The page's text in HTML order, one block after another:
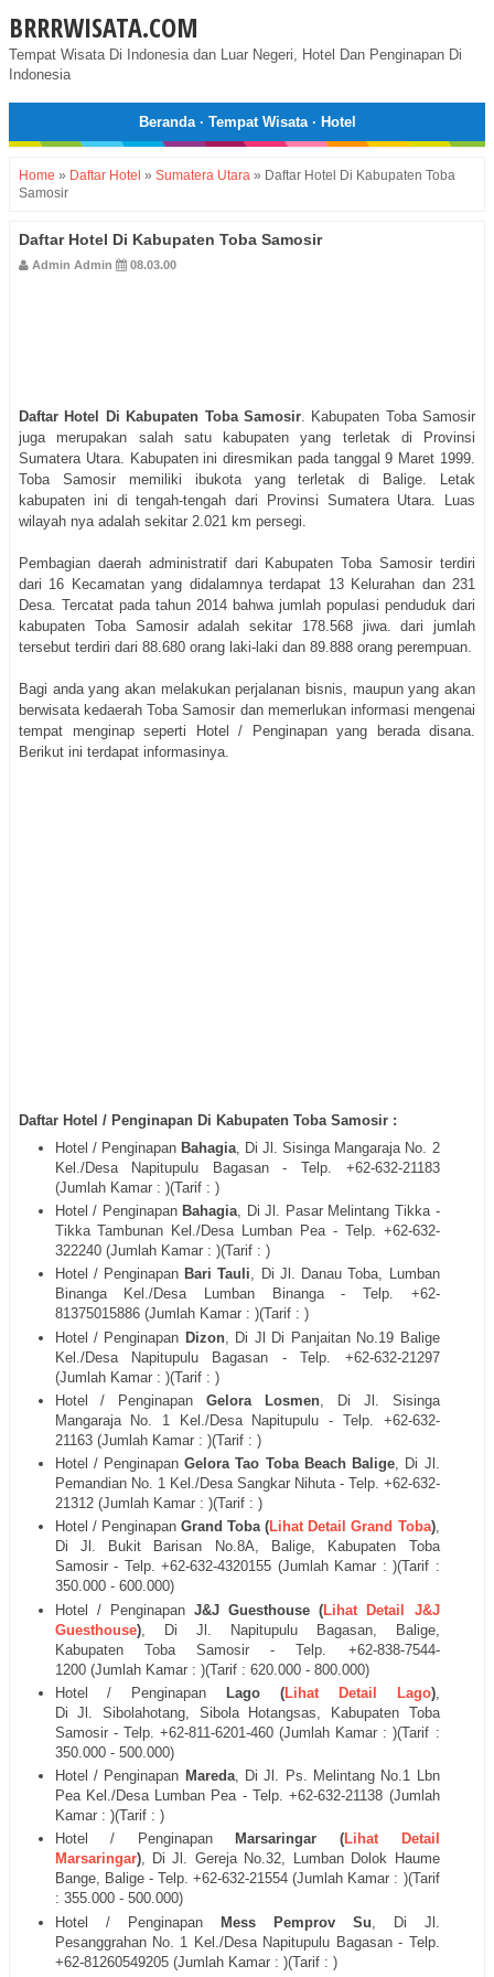
BRRRWISATA.COM
Tempat Wisata Di Indonesia dan Luar Negeri, Hotel Dan Penginapan Di
Indonesia
Beranda· Tempat Wisata· Hotel
Home » Daftar Hotel » Sumatera Utara » Daftar Hotel Di Kabupaten Toba
Samosir
Daftar Hotel Di Kabupaten Toba Samosir
Admin Admin 08.03.00
Daftar Hotel Di Kabupaten Toba Samosir. Kabupaten Toba Samosir
juga merupakan salah satu kabupaten yang terletak di Provinsi
Sumatera Utara. Kabupaten ini diresmikan pada tanggal 9 Maret 1999.
Toba Samosir memiliki ibukota yang terletak di Balige. Letak
kabupaten ini di tengah-tengah dari Provinsi Sumatera Utara. Luas
wilayah nya adalah sekitar 2.021 km persegi.
Pembagian daerah administratif dari Kabupaten Toba Samosir terdiri
dari 16 Kecamatan yang didalamnya terdapat 13 Kelurahan dan 231
Desa. Tercatat pada tahun 2014 bahwa jumlah populasi penduduk dari
kabupaten Toba Samosir adalah sekitar 178.568 jiwa. dari jumlah
tersebut terdiri dari 88.680 orang laki-laki dan 89.888 orang perempuan.
Bagi anda yang akan melakukan perjalanan bisnis, maupun yang akan
berwisata kedaerah Toba Samosir dan memerlukan informasi mengenai
tempat menginap seperti Hotel / Penginapan yang berada disana.
Berikut ini terdapat informasinya.
Daftar Hotel / Penginapan Di Kabupaten Toba Samosir :
Hotel / PenginapanBahagia, DiJl. Sisinga Mangaraja No. 2
Kel./Desa Napitupulu Bagasan- Telp. +62-632-21183
(Jumlah Kamar : )(Tarif : )
Hotel / PenginapanBahagia, DiJl. Pasar Melintang Tikka -
Tikka Tambunan Kel./Desa Lumban Pea- Telp. +62-632-
322240(Jumlah Kamar : )(Tarif : )
Hotel / PenginapanBari Tauli, Di Jl. Danau Toba, Lumban
Binanga Kel./Desa Lumban Binanga- Telp. +62-
81375015886(Jumlah Kamar : )(Tarif : )
Hotel / Penginapan Dizon, Di Jl Di Panjaitan No.19 Balige
Kel./Desa Napitupulu Bagasan - Telp. +62-632-21297
(Jumlah Kamar : )(Tarif : )
Hotel / Penginapan Gelora Losmen, Di Jl. Sisinga
Mangaraja No. 1 Kel./Desa Napitupulu - Telp. +62-632-
21163(Jumlah Kamar : )(Tarif : )
Hotel / PenginapanGelora Tao Toba Beach Balige, Di Jl.
Pemandian No. 1 Kel./Desa Sangkar Nihuta- Telp. +62-632-
21312(Jumlah Kamar : )(Tarif : )
Hotel / PenginapanGrand Toba (Lihat Detail Grand Toba),
Di Jl.
Bukit Barisan No.8A, Balige, Kabupaten Toba
Samosir - Telp. +62-632-4320155 (Jumlah Kamar : )(Tarif :
350.000 - 600.000)
Hotel / PenginapanJ&J Guesthouse (Lihat Detail J&J
Guesthouse), Di Jl. Napitupulu Bagasan, Balige,
Kabupaten Toba Samosir - Telp. +62-838-7544-
1200 (Jumlah Kamar : )(Tarif : 620.000 - 800.000)
Hotel / Penginapan Lago (Lihat Detail Lago),
DiJl. Sibolahotang, Sibola Hotangsas, Kabupaten Toba
Samosir - Telp. +62-811-6201-460 (Jumlah Kamar : )(Tarif :
350.000 - 500.000)
Hotel / Penginapan Mareda, DiJl. Ps. Melintang No.1 Lbn
Pea Kel./Desa Lumban Pea- Telp. +62-632-21138 (Jumlah
Kamar : )(Tarif : )
Hotel / PenginapanMarsaringar (Lihat Detail
Marsaringar), DiJl. Gereja No.32, Lumban Dolok Haume
Bange, Balige - Telp. +62-632-21554 (Jumlah Kamar : )(Tarif
: 355.000 - 500.000)
Hotel / PenginapanMess Pemprov Su , Di Jl.
Pesanggrahan No. 1 Kel./Desa Napitupulu Bagasan- Telp.
+62-81260549205(Jumlah Kamar : )(Tarif : )